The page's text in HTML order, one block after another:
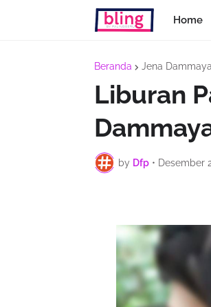
Home
Beranda Jena Dammaya
Liburan
by Dfp • Desember